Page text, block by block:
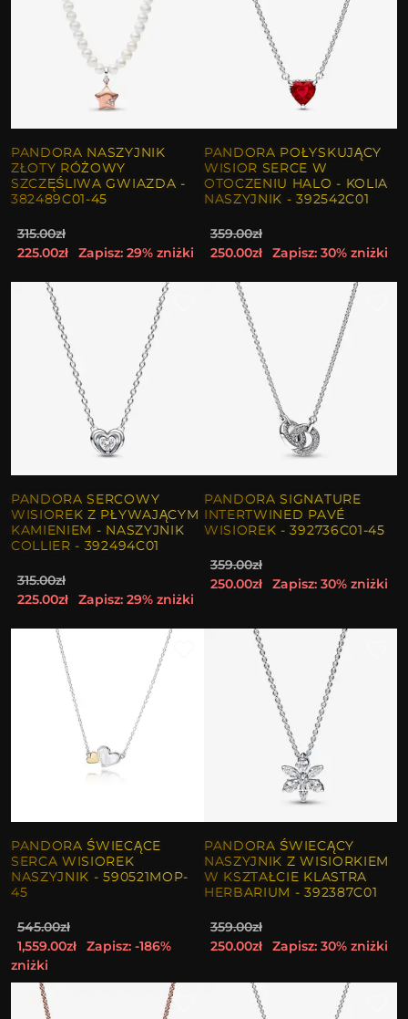
PANDORA NASZYJNIK
ZŁOTY RÓŻOWY
SZCZĘŚLIWA GWIAZDA -
382489C01-45
315.00zł
225.00zł
Zapisz: 29% zniżki
PANDORA POŁYSKUJĄCY
WISIOR SERCE W
OTOCZENIU HALO - KOLIA
NASZYJNIK - 392542C01
359.00zł
250.00zł
Zapisz: 30% zniżki
PANDORA SERCOWY
WISIOREK Z PŁYWAJĄCYM
KAMIENIEM - NASZYJNIK
COLLIER - 392494C01
315.00zł
225.00zł
Zapisz: 29% zniżki
PANDORA SIGNATURE
INTERTWINED PAVÉ
WISIOREK - 392736C01-45
359.00zł
250.00zł
Zapisz: 30% zniżki
PANDORA ŚWIECĄCE
SERCA WISIOREK
NASZYJNIK - 590521MOP-
45
545.00zł
1,559.00zł
Zapisz: -186%
zniżki
PANDORA ŚWIECĄCY
NASZYJNIK Z WISIORKIEM
W KSZTAŁCIE KLASTRA
HERBARIUM - 392387C01
359.00zł
250.00zł
Zapisz: 30% zniżki